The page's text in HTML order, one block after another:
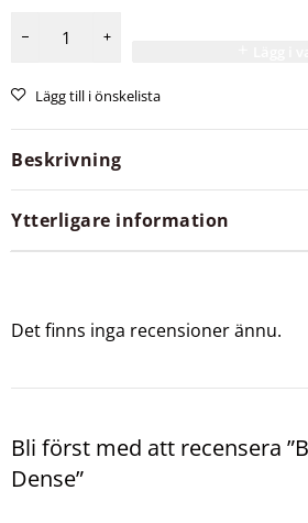
Lägg till i önskelista
Beskrivning
Ytterligare information
Det finns inga recensioner ännu.
Bli först med att recensera
Dense”